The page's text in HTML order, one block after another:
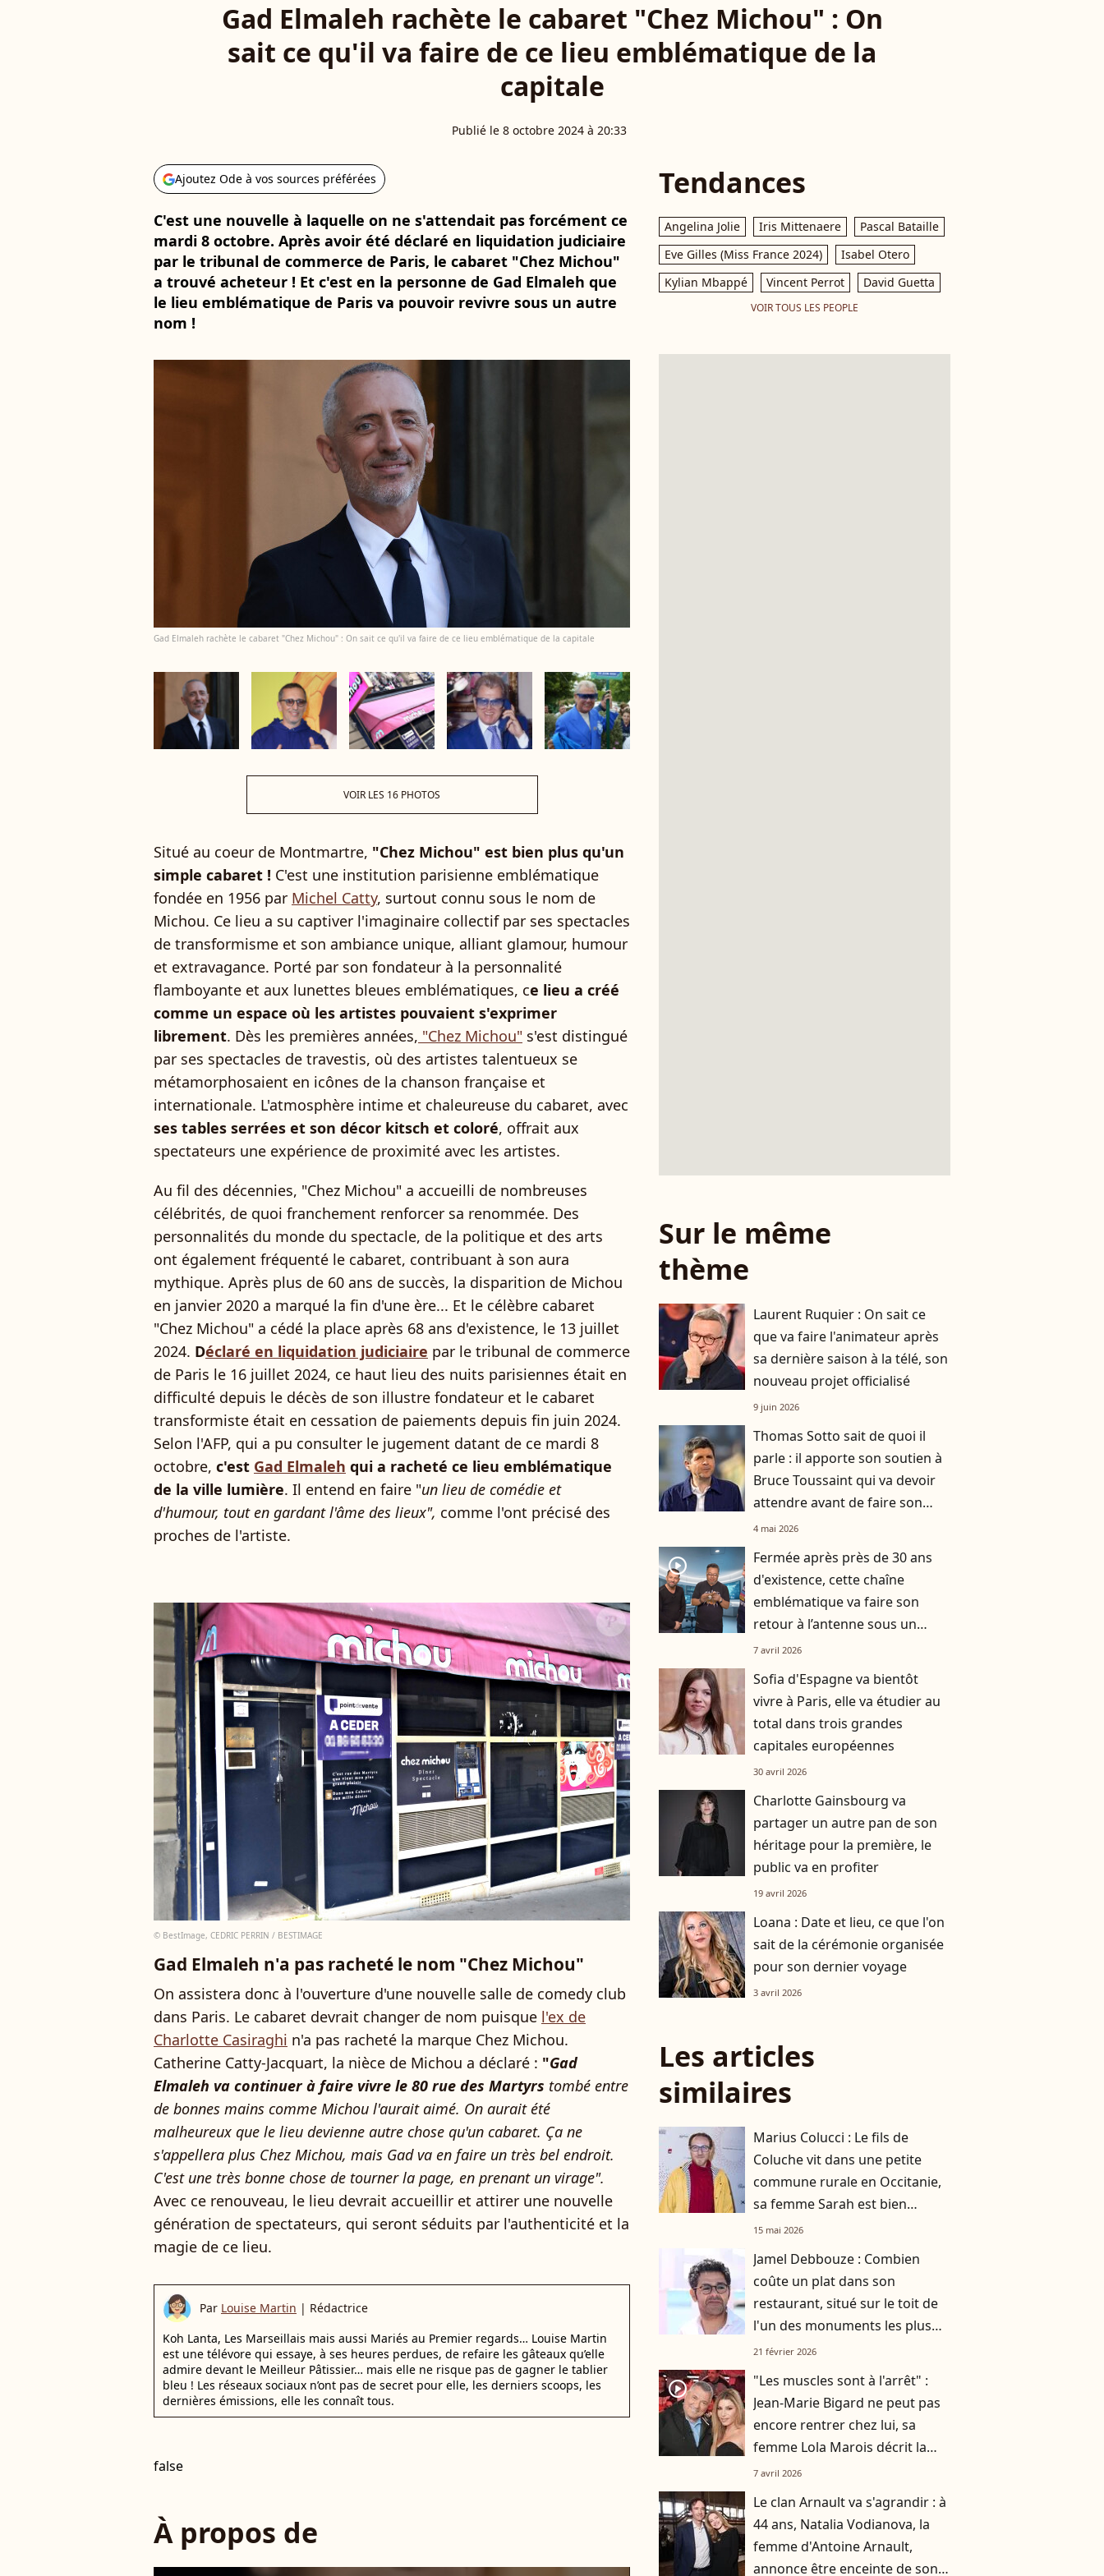
Gad Elmaleh rachète le cabaret "Chez Michou" : On
sait ce qu'il va faire de ce lieu emblématique de la
capitale
Publié le 8 octobre 2024 à 20:33
Ajoutez Ode à vos sources préférées
C'est une nouvelle à laquelle on ne s'attendait pas forcément ce
mardi 8 octobre. Après avoir été déclaré en liquidation judiciaire
par le tribunal de commerce de Paris, le cabaret "Chez Michou"
a trouvé acheteur ! Et c'est en la personne de Gad Elmaleh que
le lieu emblématique de Paris va pouvoir revivre sous un autre
nom !
Gad Elmaleh rachète le cabaret "Chez Michou" : On sait ce qu'il va faire de ce lieu emblématique de la capitale
VOIR LES 16 PHOTOS
Situé au coeur de Montmartre, "Chez Michou" est bien plus qu'un
simple cabaret ! C'est une institution parisienne emblématique
fondée en 1956 par Michel Catty, surtout connu sous le nom de
Michou. Ce lieu a su captiver l'imaginaire collectif par ses spectacles
de transformisme et son ambiance unique, alliant glamour, humour
et extravagance. Porté par son fondateur à la personnalité
flamboyante et aux lunettes bleues emblématiques, ce lieu a créé
comme un espace où les artistes pouvaient s'exprimer
librement. Dès les premières années, "Chez Michou" s'est distingué
par ses spectacles de travestis, où des artistes talentueux se
métamorphosaient en icônes de la chanson française et
internationale. L'atmosphère intime et chaleureuse du cabaret, avec
ses tables serrées et son décor kitsch et coloré, offrait aux
spectateurs une expérience de proximité avec les artistes.
Au fil des décennies, "Chez Michou" a accueilli de nombreuses
célébrités, de quoi franchement renforcer sa renommée. Des
personnalités du monde du spectacle, de la politique et des arts
ont également fréquenté le cabaret, contribuant à son aura
mythique. Après plus de 60 ans de succès, la disparition de Michou
en janvier 2020 a marqué la fin d'une ère... Et le célèbre cabaret
"Chez Michou" a cédé la place après 68 ans d'existence, le 13 juillet
2024. Déclaré en liquidation judiciaire par le tribunal de commerce
de Paris le 16 juillet 2024, ce haut lieu des nuits parisiennes était en
difficulté depuis le décès de son illustre fondateur et le cabaret
transformiste était en cessation de paiements depuis fin juin 2024.
Selon l'AFP, qui a pu consulter le jugement datant de ce mardi 8
octobre, c'est Gad Elmaleh qui a racheté ce lieu emblématique
de la ville lumière. Il entend en faire "un lieu de comédie et
d'humour, tout en gardant l'âme des lieux", comme l'ont précisé des
proches de l'artiste.
© BestImage, CEDRIC PERRIN / BESTIMAGE
Gad Elmaleh n'a pas racheté le nom "Chez Michou"
On assistera donc à l'ouverture d'une nouvelle salle de comedy club
dans Paris. Le cabaret devrait changer de nom puisque l'ex de
Charlotte Casiraghi n'a pas racheté la marque Chez Michou.
Catherine Catty-Jacquart, la nièce de Michou a déclaré : "Gad
Elmaleh va continuer à faire vivre le 80 rue des Martyrs tombé entre
de bonnes mains comme Michou l'aurait aimé. On aurait été
malheureux que le lieu devienne autre chose qu'un cabaret. Ça ne
s'appellera plus Chez Michou, mais Gad va en faire un très bel endroit.
C'est une très bonne chose de tourner la page, en prenant un virage".
Avec ce renouveau, le lieu devrait accueillir et attirer une nouvelle
génération de spectateurs, qui seront séduits par l'authenticité et la
magie de ce lieu.
Par Louise Martin | Rédactrice
Koh Lanta, Les Marseillais mais aussi Mariés au Premier regards… Louise Martin
est une télévore qui essaye, à ses heures perdues, de refaire les gâteaux qu’elle
admire devant le Meilleur Pâtissier… mais elle ne risque pas de gagner le tablier
bleu ! Les réseaux sociaux n’ont pas de secret pour elle, les derniers scoops, les
dernières émissions, elle les connaît tous.
false
À propos de
Tendances
Angelina Jolie Iris Mittenaere
Pascal Bataille
Eve Gilles (Miss France 2024)
Isabel Otero
Kylian Mbappé
Vincent Perrot David Guetta
VOIR TOUS LES PEOPLE
Sur le même
thème
Laurent Ruquier : On sait ce
que va faire l'animateur après
sa dernière saison à la télé, son
nouveau projet officialisé
9 juin 2026
Thomas Sotto sait de quoi il
parle : il apporte son soutien à
Bruce Toussaint qui va devoir
attendre avant de faire son
retour dans Bonjour !
4 mai 2026
player2
Fermée après près de 30 ans
d'existence, cette chaîne
emblématique va faire son
retour à l’antenne sous un
autre nom
7 avril 2026
Sofia d'Espagne va bientôt
vivre à Paris, elle va étudier au
total dans trois grandes
capitales européennes
30 avril 2026
Charlotte Gainsbourg va
partager un autre pan de son
héritage pour la première, le
public va en profiter
19 avril 2026
Loana : Date et lieu, ce que l'on
sait de la cérémonie organisée
pour son dernier voyage
3 avril 2026
Les articles
similaires
Marius Colucci : Le fils de
Coluche vit dans une petite
commune rurale en Occitanie,
sa femme Sarah est bien
connue des habitants
15 mai 2026
Jamel Debbouze : Combien
coûte un plat dans son
restaurant, situé sur le toit de
l'un des monuments les plus
emblématiques de Paris ?
21 février 2026
player2
"Les muscles sont à l'arrêt" :
Jean-Marie Bigard ne peut pas
encore rentrer chez lui, sa
femme Lola Marois décrit la
situation
7 avril 2026
Le clan Arnault va s'agrandir : à
44 ans, Natalia Vodianova, la
femme d'Antoine Arnault,
annonce être enceinte de son